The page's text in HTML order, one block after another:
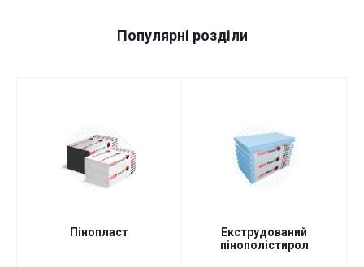
Популярні розділи
Пінопласт
Екструдований
пінополістирол